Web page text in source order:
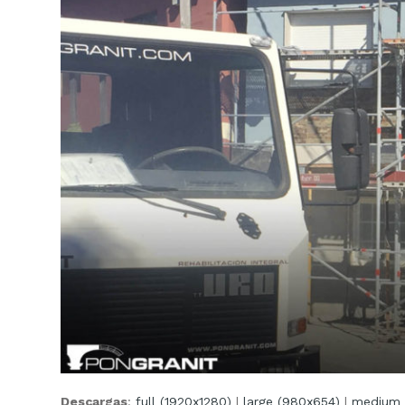
Descargas:full (1920x1280) |large (980x654) |medium